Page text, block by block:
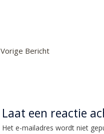
Vorige Bericht
Laat een reactie
Het e-mailadres wordt niet